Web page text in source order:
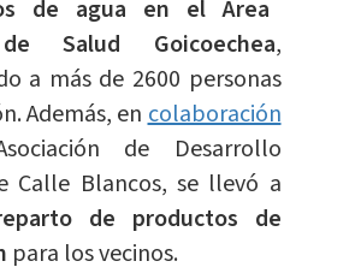
de agua en el Área
Salud Goicoechea,
a más de 2600 personas
Además, encolaboración
de Desarrollo
Calle Blancos, se llevó a
de productos de
para los vecinos.